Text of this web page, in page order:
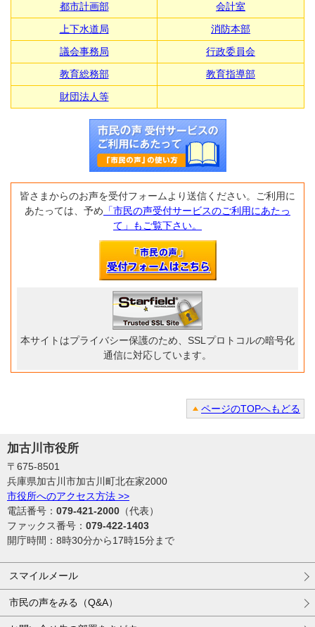
都市計画部
会計室
上下水道局
消防本部
議会事務局
行政委員会
教育総務部
教育指導部
財団法人等
皆さまからのお声を受付フォームより送信ください。ご利用に
あたっては、予め 「市民の声受付サービスのご利用にあたっ
て」もご覧下さい。
本サイトはプライバシー保護のため、SSLプロトコルの暗号化
通信に対応しています。
ページのTOPへもどる
加古川市役所
〒675-8501
兵庫県加古川市加古川町北在家2000
市役所へのアクセス方法 >>
電話番号： 079-421-2000 （代表）
ファックス番号： 079-422-1403
開庁時間：8時30分から17時15分まで
スマイルメール
市民の声をみる（Q&A）